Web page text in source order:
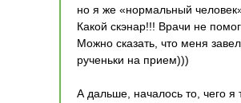
но я же «нормальный
Какой скэнар!!! Врачи не
Можно сказать, что меня
рученьки на прием)))
А дальше, началось то, чего я